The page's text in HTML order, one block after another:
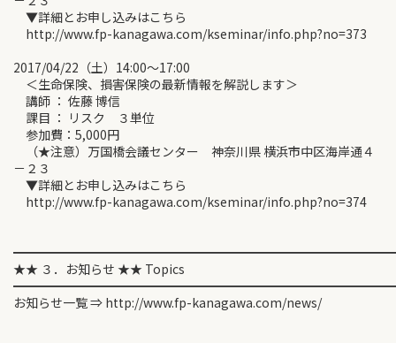
▼詳細とお申し込みはこちら
http://www.fp-kanagawa.com/kseminar/info.php?no=373
2017/04/22（土）14:00～17:00
＜生命保険、損害保険の最新情報を解説します＞
講師 ： 佐藤 博信
課目 ： リスク ３単位
参加費：5,000円
（★注意）万国橋会議センター 神奈川県 横浜市中区海岸通４
－２３
▼詳細とお申し込みはこちら
http://www.fp-kanagawa.com/kseminar/info.php?no=374
★★ ３．お知らせ ★★ Topics
お知らせ一覧 ⇒ http://www.fp-kanagawa.com/news/